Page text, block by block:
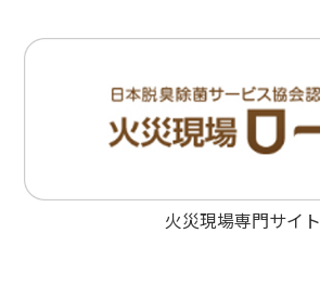
火災現場専門サイト